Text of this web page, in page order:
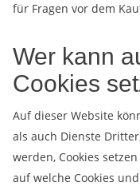
für Fragen vor dem
Wer kann
Cookies
Auf dieser Website
als auch Dienste
werden, Cookies
auf welche Cookies